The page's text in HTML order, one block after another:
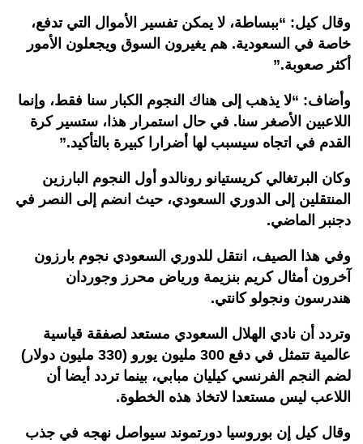
وقال كيل: “ببساطة، لا يمكن تفسير الأموال التي تدفع،
خاصة في السعودية. هم يغيرون السوق ويجعلون الأمور
أكثر صعوبة.”
وأضاف: “لا يذهب إلى هناك النجوم الكبار سنا فقط، وإنما
اللاعبين الأصغر سنا. في حال استمرار هذا، ستسير كرة
القدم في اتجاه سيسبب لها أضرارا كبيرة بالتأكيد.”
وكان البرتغالي كريستيانو رونالدو أول النجوم البارزين
المنتقلين إلى الدوري السعودي، حيث انضم إلى النصر في
دجنبر الماضي.
وفي هذا الصيف، انتقل للدوري السعودي نجوم بارزون
آخرون أمثال كريم بنزيمة ورياض محرز وجوردان
هندرسون ونجولو كانتي.
وتردد أن نادي الهلال السعودي مستعد لصفقة قياسية
عالمية تتمثل في دفع 300 مليون يورو (330 مليون دولار)
لضم النجم الفرنسي كيليان مبابي، بينما تردد أيضا أن
اللاعب ليس مستعدا لاتخاذ هذه الخطوة.
وقال كيل إن بوروسيا دورتموند سيواصل نهجه في جذب